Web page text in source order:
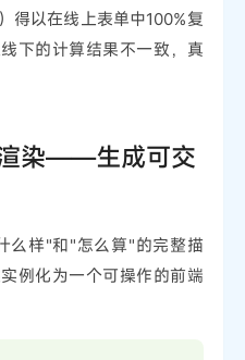
得以在线上表单中100%复
下的计算结果不一致，真
染——生成可交
么样"和"怎么算"的完整描
例化为一个可操作的前端